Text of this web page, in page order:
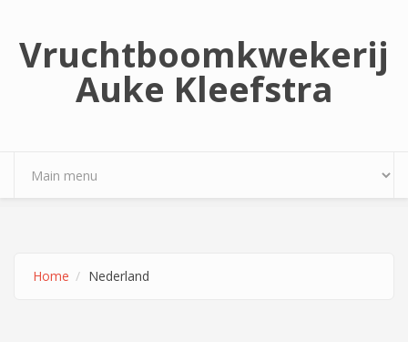
Vruchtboomkwekerij
Auke Kleefstra
Home Nederland